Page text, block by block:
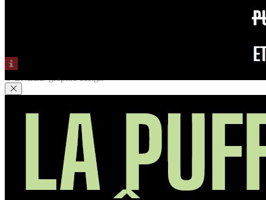
© ENZED graphic design